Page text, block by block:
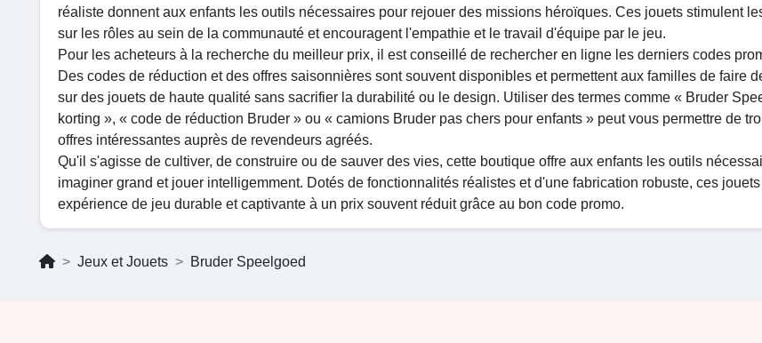
réaliste donnent aux enfants les outils nécessaires pour rejouer des missions héroïques. Ces jouets stimulent
sur les rôles au sein de la communauté et encouragent l'empathie et le travail d'équipe par le jeu.
Pour les acheteurs à la recherche du meilleur prix, il est conseillé de rechercher en ligne les derniers codes
Des codes de réduction et des offres saisonnières sont souvent disponibles et permettent aux familles de faire
sur des jouets de haute qualité sans sacrifier la durabilité ou le design. Utiliser des termes comme « Bruder
korting », « code de réduction Bruder » ou « camions Bruder pas chers pour enfants » peut vous permettre de
offres intéressantes auprès de revendeurs agréés.
Qu'il s'agisse de cultiver, de construire ou de sauver des vies, cette boutique offre aux enfants les outils
imaginer grand et jouer intelligemment. Dotés de fonctionnalités réalistes et d'une fabrication robuste, ces
expérience de jeu durable et captivante à un prix souvent réduit grâce au bon code promo.
Jeux et Jouets Bruder Speelgoed